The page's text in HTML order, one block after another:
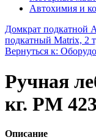
Автохимия и
Домкрат подкатной
подкатный Matrix, 2
Вернуться к:
Ручная
кг. PM
Описание